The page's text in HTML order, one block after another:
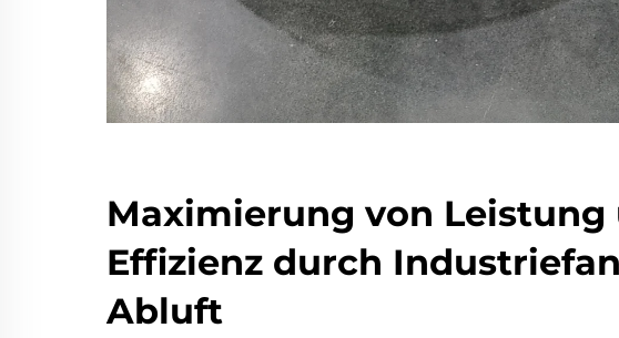
Maximierung von Leistung
Effizienz durch
Abluft